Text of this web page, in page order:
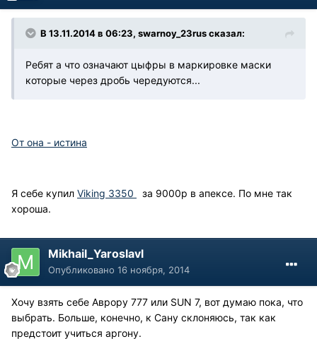
В 13.11.2014 в 06:23, swarnoy_23rus сказал:
Ребят а что означают цыфры в маркировке маски
которые через дробь чередуются...
От она - истина
Я себе купил Viking 3350
за 9000р в апексе. По мне так
хороша.
Mikhail_Yaroslavl
Опубликовано 16 ноября, 2014
Хочу взять себе Аврору 777 или SUN 7, вот думаю пока, что
выбрать. Больше, конечно, к Сану склоняюсь, так как
предстоит учиться аргону.